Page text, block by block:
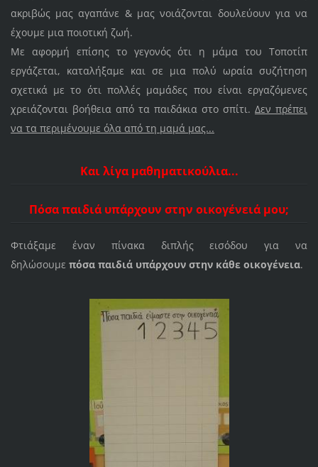
ακριβώς μας αγαπάνε & μας νοιάζονται δουλεύουν για να
έχουμε μια ποιοτική ζωή.
Με αφορμή επίσης το γεγονός ότι η μάμα του Τοποτίπ
εργάζεται, καταλήξαμε και σε μια πολύ ωραία συζήτηση
σχετικά με το ότι πολλές μαμάδες που είναι εργαζόμενες
χρειάζονται βοήθεια από τα παιδάκια στο σπίτι.Δεν πρέπει
να τα περιμένουμε όλα από τη μαμά μας...
Και λίγα μαθηματικούλια...
Πόσα παιδιά υπάρχουν στην οικογένειά μου;
Φτιάξαμε έναν πίνακα διπλής εισόδου για να
δηλώσουμε πόσα παιδιά υπάρχουν στην κάθε οικογένεια.